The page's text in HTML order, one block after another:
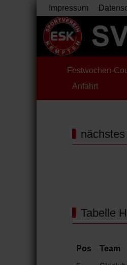
Impressum
Festwochen-
Anfahrt
Tabelle
Pos Team